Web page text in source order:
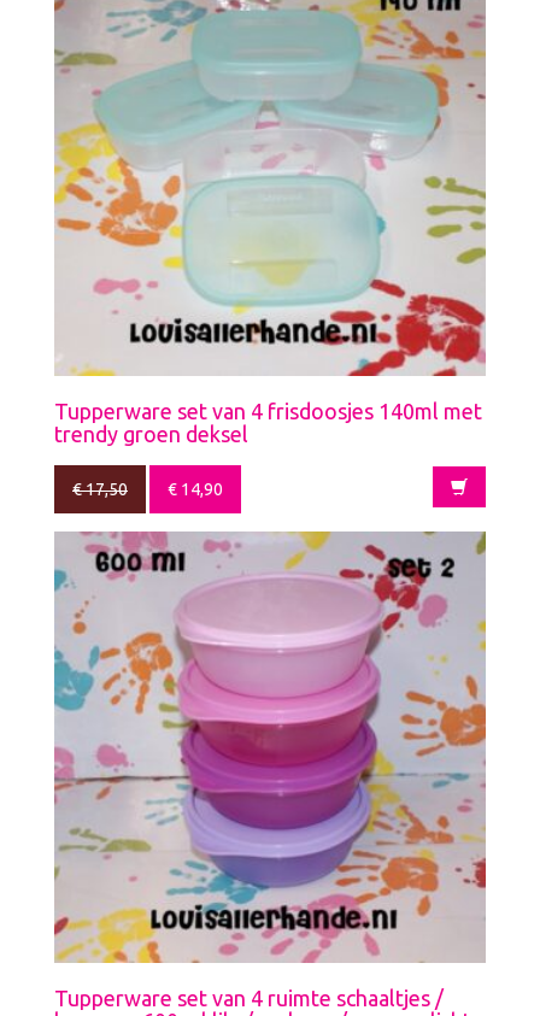
Tupperware set van 4 frisdoosjes 140ml met
trendy groen deksel
€17,50 € 14,90
Tupperware set van 4 ruimte schaaltjes /